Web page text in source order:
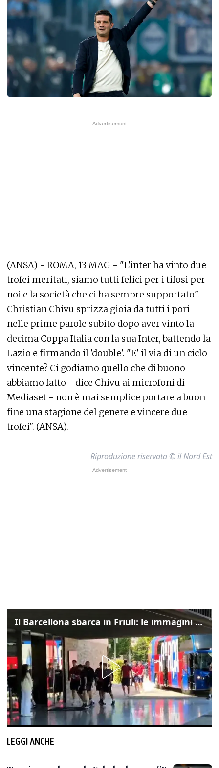
(ANSA) - ROMA, 13 MAG - "L'inter ha vinto due
trofei meritati, siamo tutti felici per i tifosi per
noi e la società che ci ha sempre supportato".
Christian Chivu sprizza gioia da tutti i pori
nelle prime parole subito dopo aver vinto la
decima Coppa Italia con la sua Inter, battendo la
Lazio e firmando il 'double'. "E' il via di un ciclo
vincente? Ci godiamo quello che di buono
abbiamo fatto - dice Chivu ai microfoni di
Mediaset - non è mai semplice portare a buon
fine una stagione del genere e vincere due
trofei". (ANSA).
Riproduzione riservata © il Nord Est
Il Barcellona sbarca in Friuli: le immagini dell'arrivo in albergo
LEGGI ANCHE